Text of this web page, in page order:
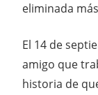
eliminada
El 14 de
amigo que
historia de